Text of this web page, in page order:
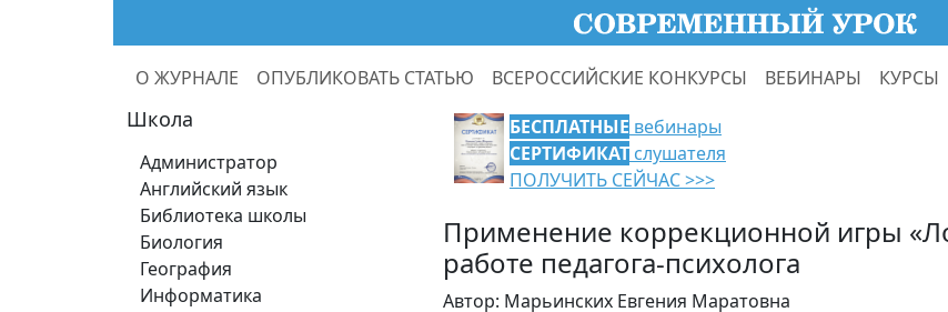
О ЖУРНАЛЕ ОПУБЛИКОВАТЬ СТАТЬЮ ВСЕРОССИЙСКИЕ КОНКУРСЫ ВЕБИНАРЫ КУРСЫ
Школа
Администратор
Английский язык
Библиотека школы
Биология
География
Информатика
БЕСПЛАТНЫЕ вебинары
СЕРТИФИКАТ слушателя
ПОЛУЧИТЬ СЕЙЧАС >>>
Применение коррекционной игры
работе педагога-психолога
Автор: Марьинских Евгения Маратовна